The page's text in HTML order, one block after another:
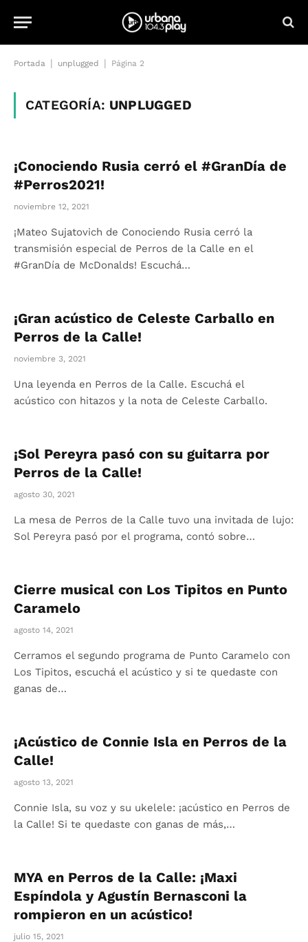
Portada unplugged Página 2
CATEGORÍA: UNPLUGGED
¡Conociendo Rusia cerró el #GranDía de
#Perros2021!
noviembre 12, 2021
¡Mateo Sujatovich de Conociendo Rusia cerró la
transmisión especial de Perros de la Calle en el
#GranDía de McDonalds! Escuchá…
¡Gran acústico de Celeste Carballo en
Perros de la Calle!
noviembre 3, 2021
Una leyenda en Perros de la Calle. Escuchá el
acústico con hitazos y la nota de Celeste Carballo.
¡Sol Pereyra pasó con su guitarra por
Perros de la Calle!
agosto 30, 2021
La mesa de Perros de la Calle tuvo una invitada de lujo:
Sol Pereyra pasó por el programa, contó sobre…
Cierre musical con Los Tipitos en Punto
Caramelo
agosto 14, 2021
Cerramos el segundo programa de Punto Caramelo con
Los Tipitos, escuchá el acústico y si te quedaste con
ganas de…
¡Acústico de Connie Isla en Perros de la
Calle!
agosto 13, 2021
Connie Isla, su voz y su ukelele: ¡acústico en Perros de
la Calle! Si te quedaste con ganas de más,…
MYA en Perros de la Calle: ¡Maxi
Espíndola y Agustín Bernasconi la
rompieron en un acústico!
julio 15, 2021